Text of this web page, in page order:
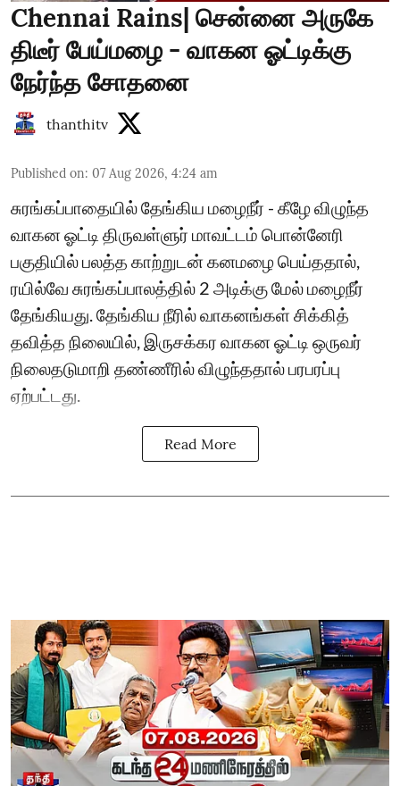
Chennai Rains| சென்னை அருகே
திடீர் பேய்மழை - வாகன ஓட்டிக்கு
நேர்ந்த சோதனை
thanthitv
Published on: 07 Aug 2026, 4:24 am
சுரங்கப்பாதையில் தேங்கிய மழைநீர் - கீழே விழுந்த
வாகன ஓட்டி திருவள்ளுர் மாவட்டம் பொன்னேரி
பகுதியில் பலத்த காற்றுடன் கனமழை பெய்ததால்,
ரயில்வே சுரங்கப்பாலத்தில் 2 அடிக்கு மேல் மழைநீர்
தேங்கியது. தேங்கிய நீரில் வாகனங்கள் சிக்கித்
தவித்த நிலையில், இருசக்கர வாகன ஓட்டி ஒருவர்
நிலைதடுமாறி தண்ணீரில் விழுந்ததால் பரபரப்பு
ஏற்பட்டது.
Read More